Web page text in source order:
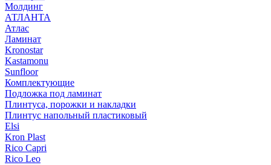
Молдинг
АТЛАНТА
Атлас
Ламинат
Kronostar
Kastamonu
Sunfloor
Комплектующие
Подложка под ламинат
Плинтуса, порожки и накладки
Плинтус напольный пластиковый
Elsi
Kron Plast
Rico Capri
Rico Leo